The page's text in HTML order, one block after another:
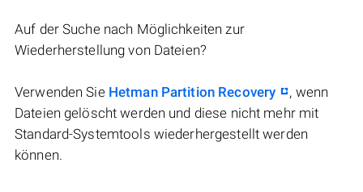
Auf der Suche nach Möglichkeiten zur
Wiederherstellung von Dateien?
Verwenden Sie Hetman Partition Recovery
, wenn
Dateien gelöscht werden und diese nicht mehr mit
Standard-Systemtools wiederhergestellt werden
können.